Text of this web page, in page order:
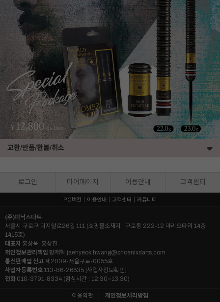
교환/반품/환불/취소
로그인 마이페이지 이용안내 고객센터
PC버전 이용안내 고객센터 커뮤니티
(주)피닉스다트
서울시 구로구 디지털로26길 111 (쇼핑몰소재지 : 구로동 222-12 마리오타워 14층
1415호)
대표자 홍상욱, 홍상진
개인정보관리책임 황재혁 jaehyeok.hwang@phoenixdarts.com
통신판매업 신고 제2009-서울구로-0055호
사업자등록번호 113-86-26635 [사업자정보확인]
전화 010-3791-8334 (점심시간 : 12:30~13:30)
이용약관 개인정보처리방침